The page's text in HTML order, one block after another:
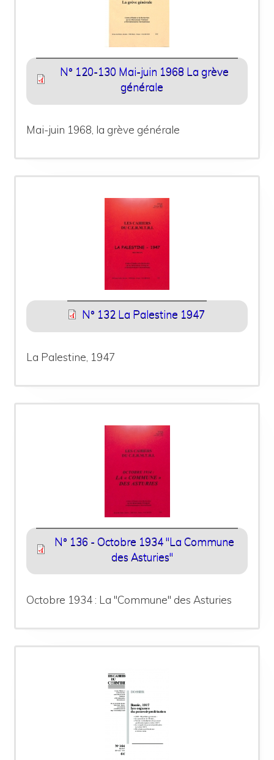
N° 120-130 Mai-juin 1968 La grève
générale
Mai-juin 1968, la grève générale
N° 132 La Palestine 1947
La Palestine, 1947
N° 136 - Octobre 1934 "La Commune
des Asturies"
Octobre 1934 : La "Commune" des Asturies